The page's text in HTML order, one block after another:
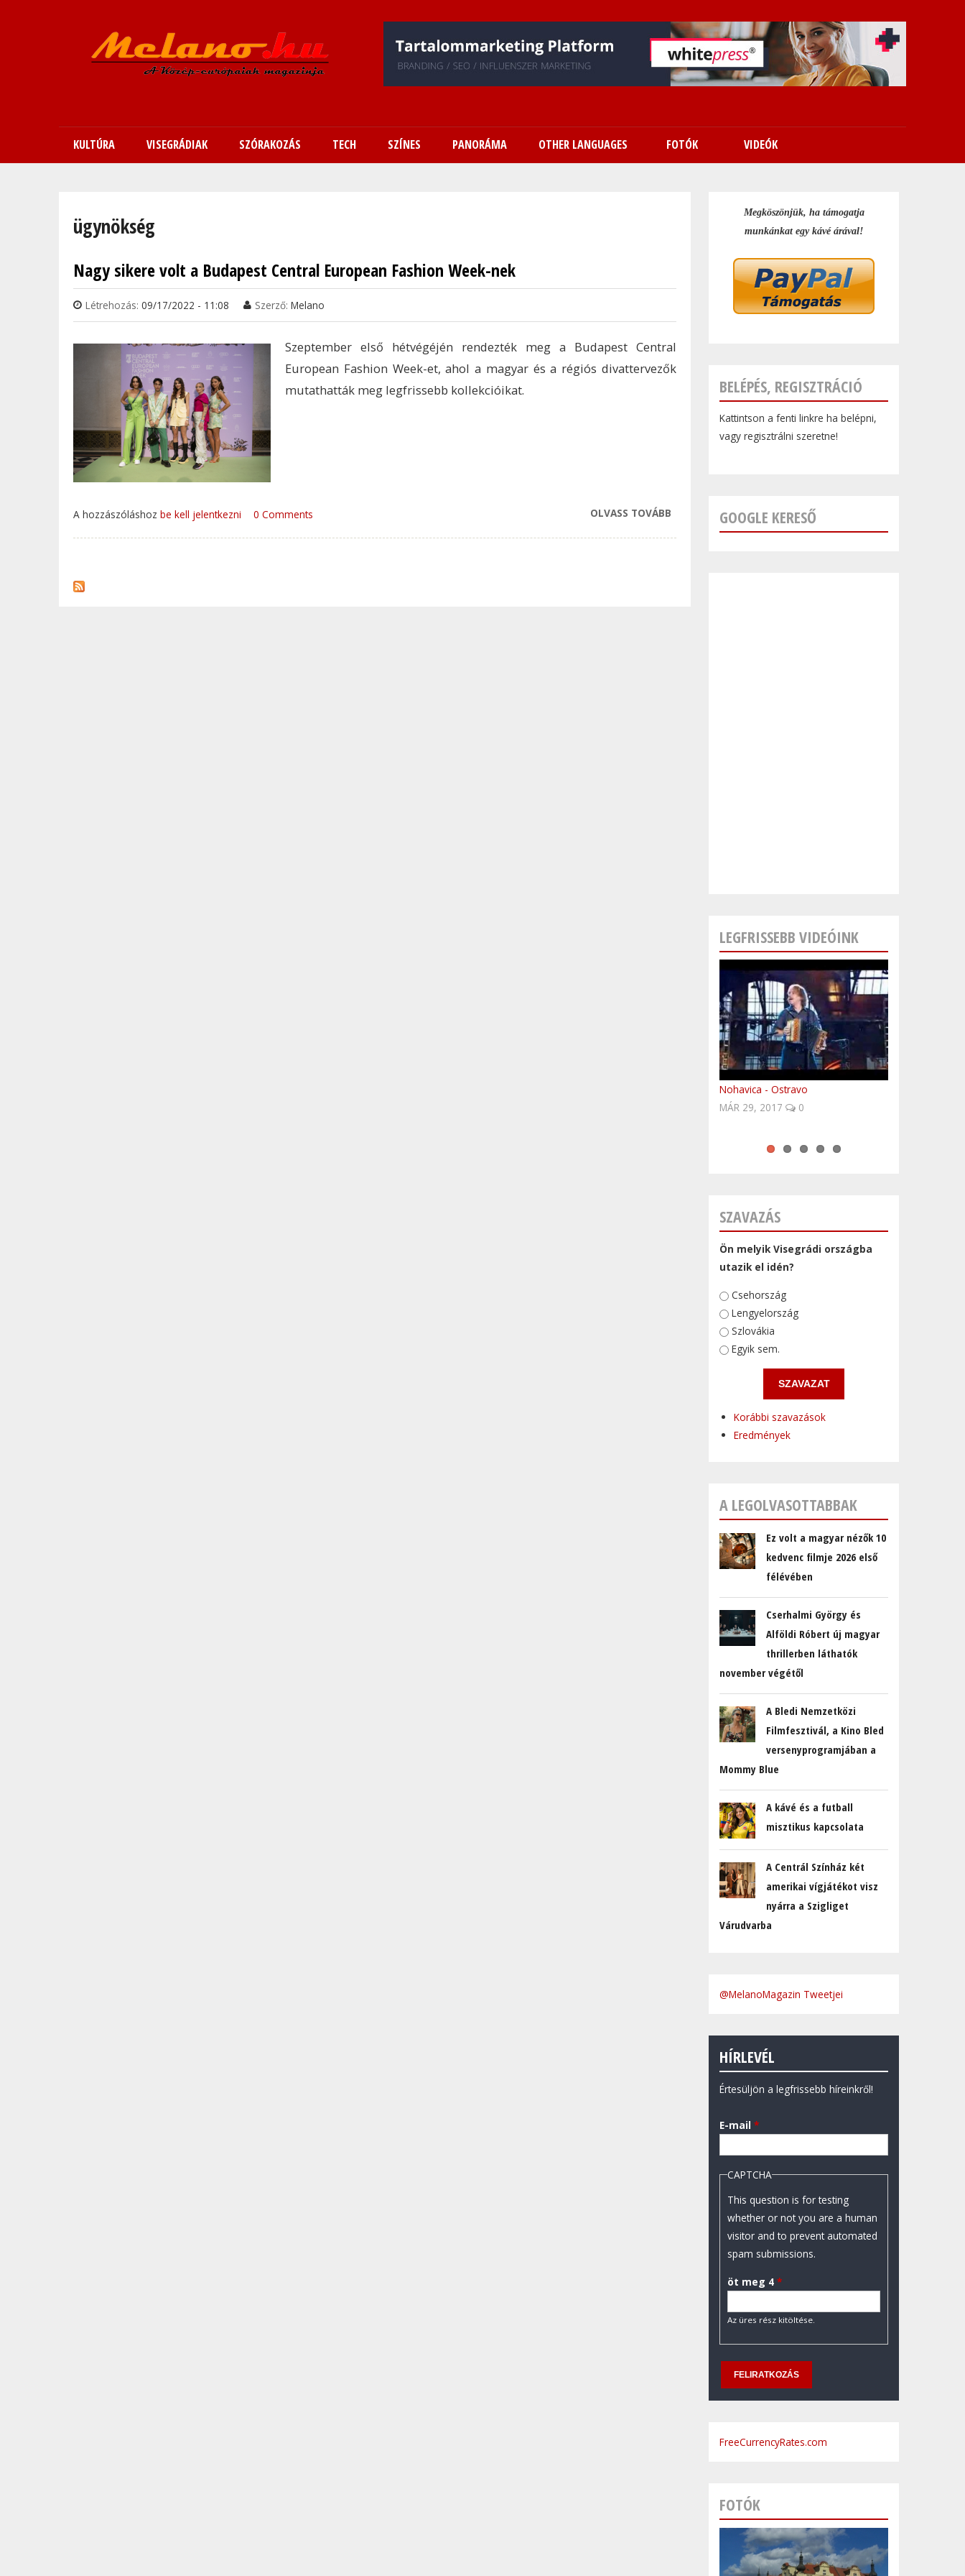
tartalomra
KULTÚRA VISEGRÁDIAK SZÓRAKOZÁS TECH SZÍNES PANORÁMA OTHER LANGUAGES FOTÓK VIDEÓK
ügynökség
Nagy sikere volt a Budapest Central European Fashion Week-nek
Létrehozás: 09/17/2022 - 11:08 Szerző: Melano
Szeptember első hétvégéjén rendezték meg a Budapest Central
European Fashion Week-et, ahol a magyar és a régiós divattervezők
mutathatták meg legfrissebb kollekcióikat.
OLVASS TOVÁBB NAGY SIKERE
A hozzászóláshoz be kell jelentkezni 0 Comments
Megköszönjük, ha támogatja
munkánkat egy kávé árával!
BELÉPÉS, REGISZTRÁCIÓ
Kattintson a fenti linkre ha belépni,
vagy regisztrálni szeretne!
GOOGLE KERESŐ
LEGFRISSEBB VIDEÓINK
Nohavica - Ostravo
MÁR 29, 2017
0
Fedezd fel Lengyelországot!
Baba blues
Oceana - Endless Summer
Szlovákia - télen is a meglepetések
országa!
SZAVAZÁS
Ön melyik Visegrádi országba
utazik el idén?
Választások
Csehország
Lengyelország
Szlovákia
Egyik sem.
Korábbi szavazások
Eredmények
A LEGOLVASOTTABBAK
Ez volt a magyar nézők 10
kedvenc filmje 2026 első
félévében
Cserhalmi György és
Alföldi Róbert új magyar
thrillerben láthatók
november végétől
A Bledi Nemzetközi
Filmfesztivál, a Kino Bled
versenyprogramjában a
Mommy Blue
A kávé és a futball
misztikus kapcsolata
A Centrál Színház két
amerikai vígjátékot visz
nyárra a Szigliget
Várudvarba
@MelanoMagazin Tweetjei
HÍRLEVÉL
Értesüljön a legfrissebb híreinkről!
E-mail *
CAPTCHA
This question is for testing
whether or not you are a human
visitor and to prevent automated
spam submissions.
öt meg 4 *
Az üres rész kitöltése.
FreeCurrencyRates.com
FOTÓK